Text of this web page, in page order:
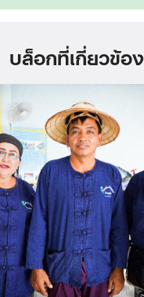
บล็อกที่เกี่ยวข้อง